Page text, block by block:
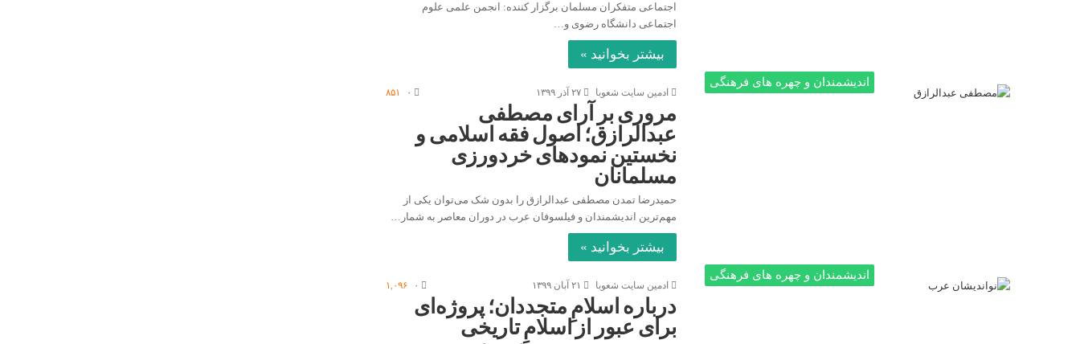
اجتماعی متفکران مسلمان برگزار کننده: انجمن علمی علوم
اجتماعی دانشگاه رضوی و…
بیشتر بخوانید »
اندیشمندان و چهره های فرهنگی
ادمین سایت شعوبا ۲۷ آذر ۱۳۹۹ ۰ ۸۵۱
مروری بر آرای مصطفی
عبدالرازق؛ اصول فقه اسلامی و
نخستین نمودهای خردورزی
مسلمانان
حمیدرضا تمدن مصطفی عبدالرازق را بدون شک می‌توان یکی از
مهم‌ترین اندیشمندان و فیلسوفان عرب در دوران معاصر به شمار…
بیشتر بخوانید »
اندیشمندان و چهره های فرهنگی
ادمین سایت شعوبا ۲۱ آبان ۱۳۹۹ ۰ ۱,۰۹۶
درباره اسلامِ متجددان؛ پروژه‌ای
برای عبور از اسلامِ تاریخی